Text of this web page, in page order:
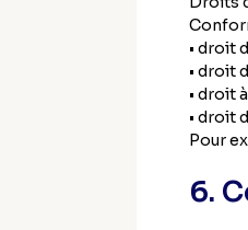
• droit
• droit
• droit
• droit
Pour
6.